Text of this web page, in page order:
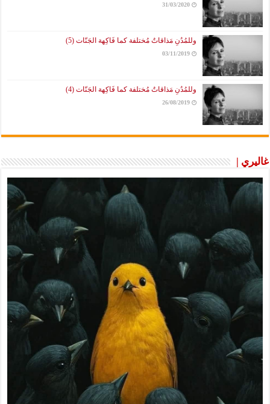
31/03/2020
وللمُدُنِ مَذاقاتٌ مُختلفة كما فَاكِهة الجَنّات (5)
03/11/2019
وللمُدُنِ مَذاقاتٌ مُختلفة كما فَاكِهة الجَنّات (4)
26/08/2019
غاليري |